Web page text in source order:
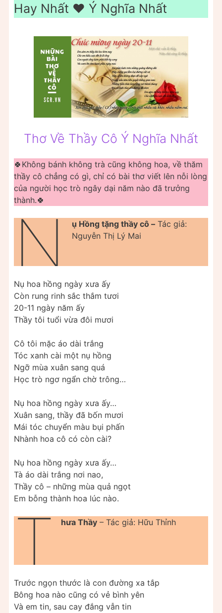
Hay Nhất ❤️ Ý Nghĩa Nhất
Thơ Về Thầy Cô Ý Nghĩa Nhất
🍀Không bánh không trà cũng không hoa, về thăm
thầy cô chẳng có gì, chỉ có bài thơ viết lên nỗi lòng
của người học trò ngây dại năm nào đã trưởng
thành.🍀
N ụ Hồng tặng thầy cô – Tác giả:
Nguyễn Thị Lý Mai
Nụ hoa hồng ngày xưa ấy
Còn rung rinh sắc thắm tươi
20-11 ngày năm ấy
Thầy tôi tuổi vừa đôi mươi
Cô tôi mặc áo dài trắng
Tóc xanh cài một nụ hồng
Ngỡ mùa xuân sang quá
Học trò ngơ ngẩn chờ trông…
Nụ hoa hồng ngày xưa ấy…
Xuân sang, thầy đã bốn mươi
Mái tóc chuyển màu bụi phấn
Nhành hoa cô có còn cài?
Nụ hoa hồng ngày xưa ấy…
Tà áo dài trắng nơi nao,
Thầy cô – những mùa quả ngọt
Em bỗng thành hoa lúc nào.
T hưa Thầy – Tác giả: Hữu Thỉnh
Trước ngọn thước là con đường xa tắp
Bông hoa nào cũng có vẻ bình yên
Và em tin, sau cay đắng vẫn tin